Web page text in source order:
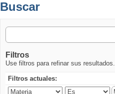
Buscar
Filtros
Use filtros para refinar sus resultados.
Filtros actuales: